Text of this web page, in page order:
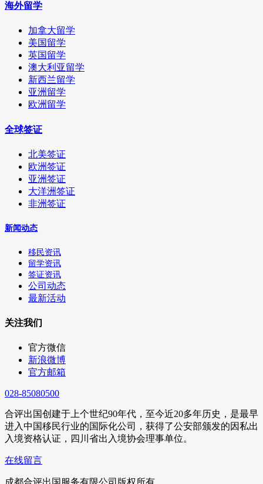
海外留学
加拿大留学
美国留学
英国留学
澳大利亚留学
新西兰留学
亚洲留学
欧洲留学
全球签证
北美签证
欧洲签证
亚洲签证
大洋洲签证
非洲签证
新闻动态
移民资讯
留学资讯
签证资讯
公司动态
最新活动
关注我们
官方微信
新浪微博
官方邮箱
028-85080500
合评出国创建于上个世纪90年代，至今近20多年历史，是最早
进入中国移民行业的国际化公司，获得了公安部颁发的因私出
入境资格认证，四川省出入境协会理事单位。
在线留言
成都合评出国服务有限公司版权所有